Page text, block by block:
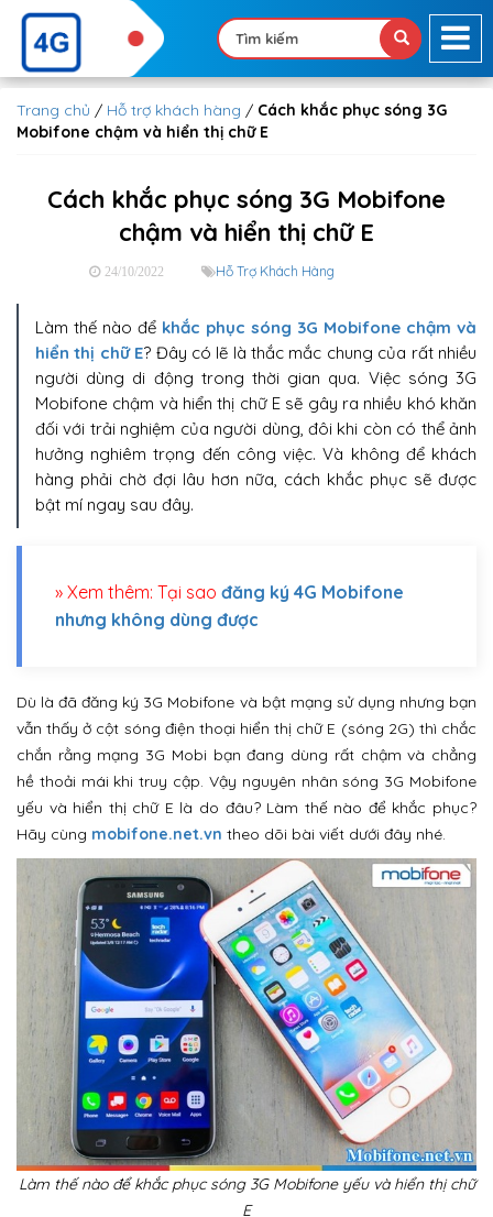
Trang chủ / Hỗ trợ khách hàng / Cách khắc phục sóng 3G
Mobifone chậm và hiển thị chữ E
Cách khắc phục sóng 3G Mobifone
chậm và hiển thị chữ E
24/10/2022 Hỗ Trợ Khách Hàng
Làm thế nào để khắc phục sóng 3G Mobifone chậm và
hiển thị chữ E? Đây có lẽ là thắc mắc chung của rất nhiều
người dùng di động trong thời gian qua. Việc sóng 3G
Mobifone chậm và hiển thị chữ E sẽ gây ra nhiều khó khăn
đối với trải nghiệm của người dùng, đôi khi còn có thể ảnh
hưởng nghiêm trọng đến công việc. Và không để khách
hàng phải chờ đợi lâu hơn nữa, cách khắc phục sẽ được
bật mí ngay sau đây.
» Xem thêm: Tại sao đăng ký 4G Mobifone
nhưng không dùng được
Dù là đã đăng ký 3G Mobifone và bật mạng sử dụng nhưng bạn
vẫn thấy ở cột sóng điện thoại hiển thị chữ E (sóng 2G) thì chắc
chắn rằng mạng 3G Mobi bạn đang dùng rất chậm và chẳng
hề thoải mái khi truy cập. Vậy nguyên nhân sóng 3G Mobifone
yếu và hiển thị chữ E là do đâu? Làm thế nào để khắc phục?
Hãy cùng mobifone.net.vn theo dõi bài viết dưới đây nhé.
Làm thế nào để khắc phục sóng 3G Mobifone yếu và hiển thị chữ
E